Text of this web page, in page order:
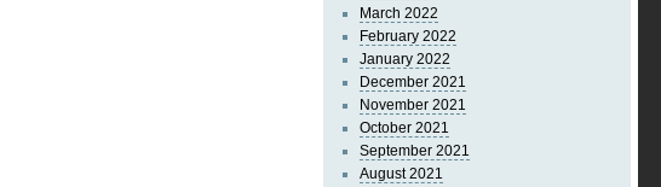
March 2022
February 2022
January 2022
December 2021
November 2021
October 2021
September 2021
August 2021